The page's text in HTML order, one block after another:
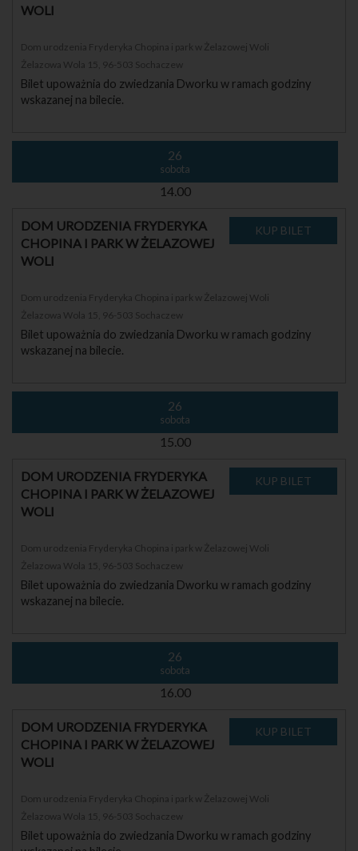
WOLI
Dom urodzenia Fryderyka Chopina i park w Żelazowej Woli
Żelazowa Wola 15, 96-503 Sochaczew
Bilet upoważnia do zwiedzania Dworku w ramach godziny
wskazanej na bilecie.
26
sobota
14.00
DOM URODZENIA FRYDERYKA
CHOPINA I PARK W ŻELAZOWEJ
WOLI
Dom urodzenia Fryderyka Chopina i park w Żelazowej Woli
Żelazowa Wola 15, 96-503 Sochaczew
Bilet upoważnia do zwiedzania Dworku w ramach godziny
wskazanej na bilecie.
26
sobota
15.00
DOM URODZENIA FRYDERYKA
CHOPINA I PARK W ŻELAZOWEJ
WOLI
Dom urodzenia Fryderyka Chopina i park w Żelazowej Woli
Żelazowa Wola 15, 96-503 Sochaczew
Bilet upoważnia do zwiedzania Dworku w ramach godziny
wskazanej na bilecie.
26
sobota
16.00
DOM URODZENIA FRYDERYKA
CHOPINA I PARK W ŻELAZOWEJ
WOLI
Dom urodzenia Fryderyka Chopina i park w Żelazowej Woli
Żelazowa Wola 15, 96-503 Sochaczew
Bilet upoważnia do zwiedzania Dworku w ramach godziny